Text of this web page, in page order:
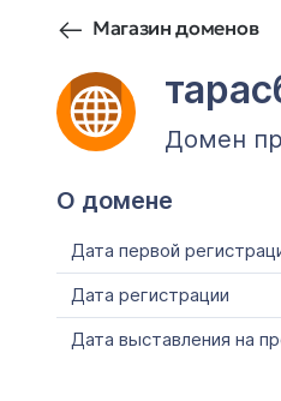
Магазин доменов
Домен
О домене
Дата первой
Дата регистрации
Дата выставления на